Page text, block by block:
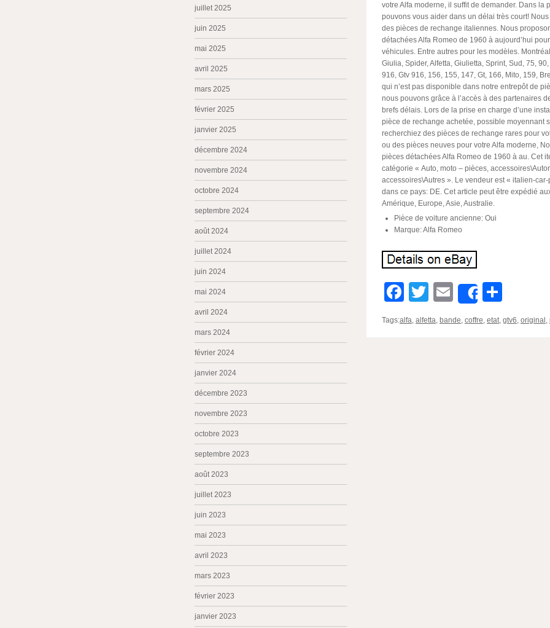
votre Alfa moderne, il suffit de demander. Dans la
pouvons vous aider dans un délai très court!
des pièces de rechange italiennes. Nous
détachées Alfa Romeo de 1960 à aujourd’hui
véhicules. Entre autres pour les modèles.
Giulia, Spider, Alfetta, Giulietta, Sprint, Sud, 75,
916, Gtv 916, 156, 155, 147, Gt, 166, Mito, 159,
qui n’est pas disponible dans notre entrepôt de
nous pouvons grâce à l’accès à des partenaires
brefs délais. Lors de la prise en charge d’une
pièce de rechange achetée, possible moyennant
recherchiez des pièces de rechange rares pour
ou des pièces neuves pour votre Alfa moderne,
pièces détachées Alfa Romeo de 1960 à au. Cet
catégorie « Auto, moto – pièces,
accessoires\Autres ». Le vendeur est « italien-
dans ce pays: DE. Cet article peut être expédié
Amérique, Europe, Asie, Australie.
Pièce de voiture ancienne: Oui
Marque: Alfa Romeo
Facebook
TwitterEmailShare
Tags:alfa, alfetta, bande, coffre, etat, gtv6, original ,
juillet 2025
juin 2025
mai 2025
avril 2025
mars 2025
février 2025
janvier 2025
décembre 2024
novembre 2024
octobre 2024
septembre 2024
août 2024
juillet 2024
juin 2024
mai 2024
avril 2024
mars 2024
février 2024
janvier 2024
décembre 2023
novembre 2023
octobre 2023
septembre 2023
août 2023
juillet 2023
juin 2023
mai 2023
avril 2023
mars 2023
février 2023
janvier 2023